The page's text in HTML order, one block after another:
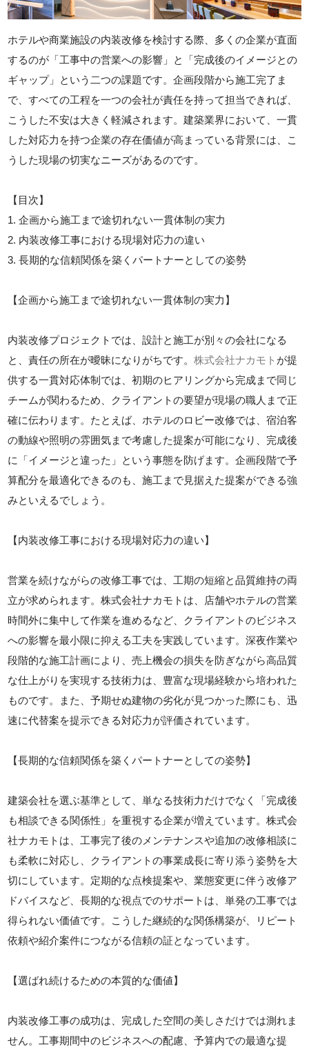
ホテルや商業施設の内装改修を検討する際、多くの企業が直面
するのが「工事中の営業への影響」と「完成後のイメージとの
ギャップ」という二つの課題です。企画段階から施工完了ま
で、すべての工程を一つの会社が責任を持って担当できれば、
こうした不安は大きく軽減されます。建築業界において、一貫
した対応力を持つ企業の存在価値が高まっている背景には、こ
うした現場の切実なニーズがあるのです。
【目次】
1. 企画から施工まで途切れない一貫体制の実力
2. 内装改修工事における現場対応力の違い
3. 長期的な信頼関係を築くパートナーとしての姿勢
【企画から施工まで途切れない一貫体制の実力】
内装改修プロジェクトでは、設計と施工が別々の会社になる
と、責任の所在が曖昧になりがちです。株式会社ナカモト が提
供する一貫対応体制では、初期のヒアリングから完成まで同じ
チームが関わるため、クライアントの要望が現場の職人まで正
確に伝わります。たとえば、ホテルのロビー改修では、宿泊客
の動線や照明の雰囲気まで考慮した提案が可能になり、完成後
に「イメージと違った」という事態を防げます。企画段階で予
算配分を最適化できるのも、施工まで見据えた提案ができる強
みといえるでしょう。
【内装改修工事における現場対応力の違い】
営業を続けながらの改修工事では、工期の短縮と品質維持の両
立が求められます。株式会社ナカモトは、店舗やホテルの営業
時間外に集中して作業を進めるなど、クライアントのビジネス
への影響を最小限に抑える工夫を実践しています。深夜作業や
段階的な施工計画により、売上機会の損失を防ぎながら高品質
な仕上がりを実現する技術力は、豊富な現場経験から培われた
ものです。また、予期せぬ建物の劣化が見つかった際にも、迅
速に代替案を提示できる対応力が評価されています。
【長期的な信頼関係を築くパートナーとしての姿勢】
建築会社を選ぶ基準として、単なる技術力だけでなく「完成後
も相談できる関係性」を重視する企業が増えています。株式会
社ナカモトは、工事完了後のメンテナンスや追加の改修相談に
も柔軟に対応し、クライアントの事業成長に寄り添う姿勢を大
切にしています。定期的な点検提案や、業態変更に伴う改修ア
ドバイスなど、長期的な視点でのサポートは、単発の工事では
得られない価値です。こうした継続的な関係構築が、リピート
依頼や紹介案件につながる信頼の証となっています。
【選ばれ続けるための本質的な価値】
内装改修工事の成功は、完成した空間の美しさだけでは測れま
せん。工事期間中のビジネスへの配慮、予算内での最適な提